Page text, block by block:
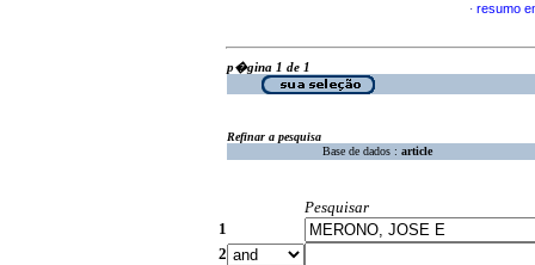
· resumo
p�gina 1 de 1
Refinar a pesquisa
Base de dados : article
Pesquisar
1
2